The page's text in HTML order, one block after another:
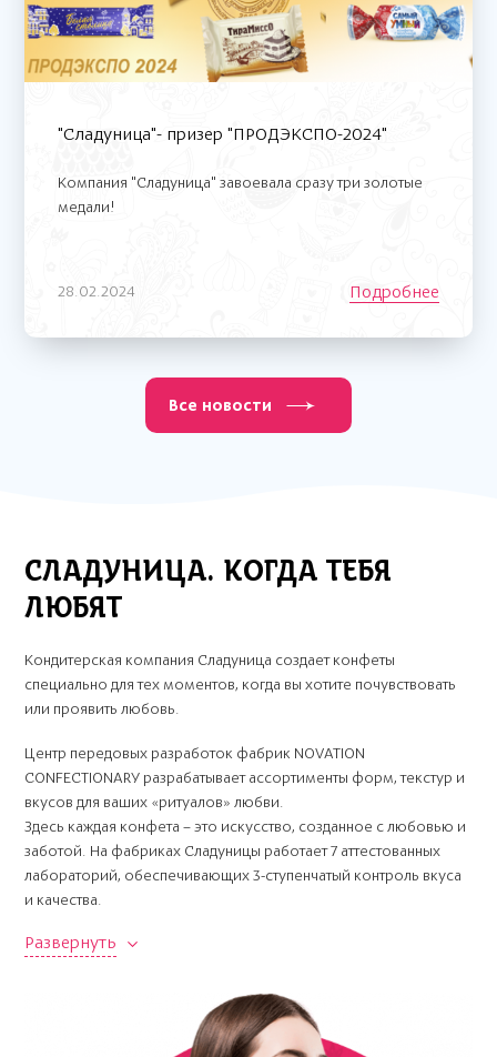
"Сладуница"- призер "ПРОДЭКСПО-2024"
Компания "Сладуница" завоевала сразу три золотые
медали!
28.02.2024 Подробнее
Все новости
СЛАДУНИЦА. КОГДА ТЕБЯ
ЛЮБЯТ
Кондитерская компания Сладуница создает конфеты
специально для тех моментов, когда вы хотите почувствовать
или проявить любовь.
Центр передовых разработок фабрик NOVATION
CONFECTIONARY разрабатывает ассортименты форм, текстур и
вкусов для ваших «ритуалов» любви.
Здесь каждая конфета – это искусство, созданное с любовью и
заботой. На фабриках Сладуницы работает 7 аттестованных
лабораторий, обеспечивающих 3-ступенчатый контроль вкуса
и качества.
Закрепляйте счастливые отношения ритуалами заботы и
Развернуть